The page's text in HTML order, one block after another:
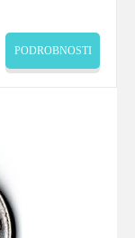
PODROBNOSTI